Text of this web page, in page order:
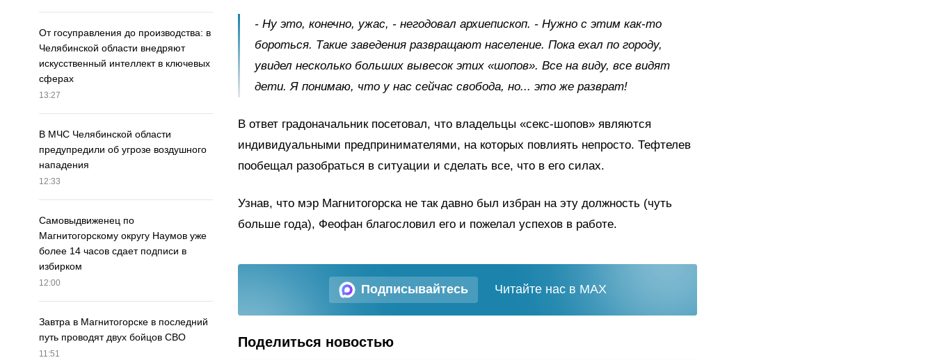
От госуправления до производства: в
Челябинской области внедряют
искусственный интеллект в ключевых
сферах
13:27
В МЧС Челябинской области
предупредили об угрозе воздушного
нападения
12:33
Самовыдвиженец по
Магнитогорскому округу Наумов уже
более 14 часов сдает подписи в
избирком
12:00
Завтра в Магнитогорске в последний
путь проводят двух бойцов СВО
11:51
- Ну это, конечно, ужас, - негодовал архиепископ. - Нужно с этим как-то
бороться. Такие заведения развращают население. Пока ехал по городу,
увидел несколько больших вывесок этих «шопов». Все на виду, все видят
дети. Я понимаю, что у нас сейчас свобода, но... это же разврат!
В ответ градоначальник посетовал, что владельцы «секс-шопов» являются
индивидуальными предпринимателями, на которых повлиять непросто. Тефтелев
пообещал разобраться в ситуации и сделать все, что в его силах.
Узнав, что мэр Магнитогорска не так давно был избран на эту должность (чуть
больше года), Феофан благословил его и пожелал успехов в работе.
Подписывайтесь Читайте нас в MAX
Поделиться новостью